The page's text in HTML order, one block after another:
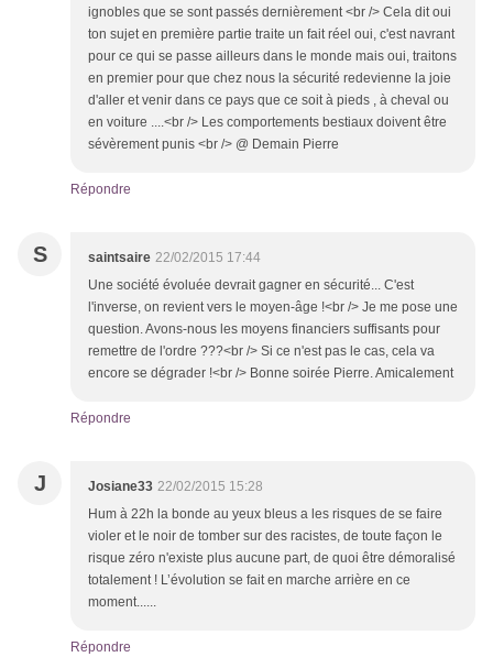
ignobles que se sont passés dernièrement <br /> Cela dit oui
ton sujet en première partie traite un fait réel oui, c'est navrant
pour ce qui se passe ailleurs dans le monde mais oui, traitons
en premier pour que chez nous la sécurité redevienne la joie
d'aller et venir dans ce pays que ce soit à pieds , à cheval ou
en voiture ....<br /> Les comportements bestiaux doivent être
sévèrement punis <br /> @ Demain Pierre
Répondre
S saintsaire 22/02/2015 17:44
Une société évoluée devrait gagner en sécurité... C'est
l'inverse, on revient vers le moyen-âge !<br /> Je me pose une
question. Avons-nous les moyens financiers suffisants pour
remettre de l'ordre ???<br /> Si ce n'est pas le cas, cela va
encore se dégrader !<br /> Bonne soirée Pierre. Amicalement
Répondre
J Josiane33 22/02/2015 15:28
Hum à 22h la bonde au yeux bleus a les risques de se faire
violer et le noir de tomber sur des racistes, de toute façon le
risque zéro n'existe plus aucune part, de quoi être démoralisé
totalement ! L’évolution se fait en marche arrière en ce
moment......
Répondre